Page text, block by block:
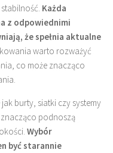
Każda
z odpowiednimi
że spełnia aktualne
warto rozważyć
co może znacząco
burty, siatki czy systemy
podnoszą
Wybór
być starannie